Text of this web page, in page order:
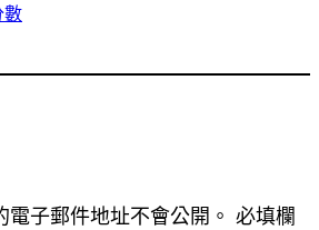
數
子郵件地址不會公開。 必填欄